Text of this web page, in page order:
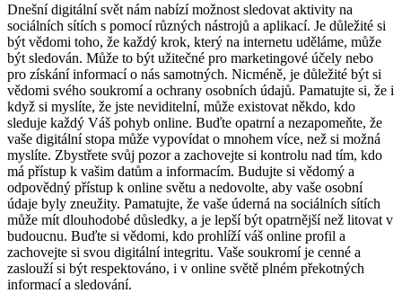
Dnešní digitální svět nám nabízí možnost sledovat aktivity na
sociálních sítích s pomocí různých nástrojů a aplikací. Je důležité si
být vědomi toho, že každý krok, který na internetu uděláme, může
být sledován. Může to být užitečné pro marketingové účely nebo
pro získání informací o nás samotných. Nicméně, je důležité být si
vědomi svého soukromí a ochrany osobních údajů. Pamatujte si, že i
když si myslíte, že jste neviditelní, může existovat někdo, kdo
sleduje každý Váš pohyb online. Buďte opatrní a nezapomeňte, že
vaše digitální stopa může vypovídat o mnohem více, než si možná
myslíte. Zbystřete svůj pozor a zachovejte si kontrolu nad tím, kdo
má přístup k vašim datům a informacím. Budujte si vědomý a
odpovědný přístup k online světu a nedovolte, aby vaše osobní
údaje byly zneužity. Pamatujte, že vaše úderná na sociálních sítích
může mít dlouhodobé důsledky, a je lepší být opatrnější než litovat v
budoucnu. Buďte si vědomi, kdo prohlíží váš online profil a
zachovejte si svou digitální integritu. Vaše soukromí je cenné a
zaslouží si být respektováno, i v online světě plném překotných
informací a sledování.